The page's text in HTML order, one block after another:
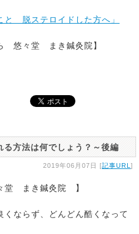
と 脱ステロイドした方へ」
悠々堂 まき鍼灸院】
方法は何でしょう？～後編
2019年06月07日 [記事URL ]
堂 まき鍼灸院 】
くならず、どんどん酷くなって